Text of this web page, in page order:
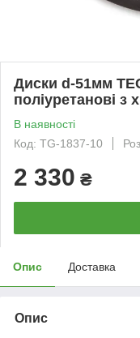
Диски d-51мм
поліуретанові
В наявності
Код: TG-1837-10
2 330 ₴
Опис Доставка
Опис